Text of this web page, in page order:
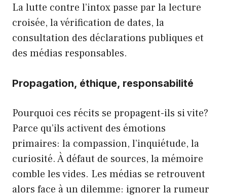
La lutte contre l’intox passe par la lecture
croisée, la vérification de dates, la
consultation des déclarations publiques et
des médias responsables.
Propagation, éthique, responsabilité
Pourquoi ces récits se propagent-ils si vite?
Parce qu’ils activent des émotions
primaires: la compassion, l’inquiétude, la
curiosité. À défaut de sources, la mémoire
comble les vides. Les médias se retrouvent
alors face à un dilemme: ignorer la rumeur